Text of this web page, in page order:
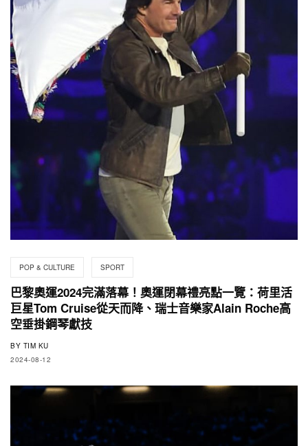
POP & CULTURE SPORT
巴黎奧運2024完滿落幕！奧運閉幕禮亮點一覽：荷里活
巨星Tom Cruise從天而降、瑞士音樂家Alain Roche高
空垂掛鋼琴獻技
BY TIM KU
2024-08-12